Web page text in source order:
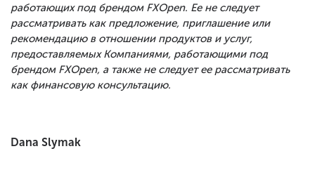
работающих под брендом FXOpen. Ее не следует
рассматривать как предложение, приглашение или
рекомендацию в отношении продуктов и услуг,
предоставляемых Компаниями, работающими под
брендом FXOpen, а также не следует ее рассматривать
как финансовую консультацию.
Dana Slymak